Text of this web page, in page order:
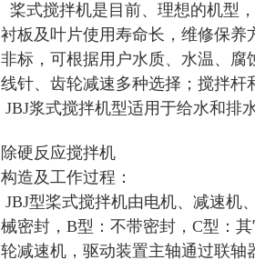
桨式搅拌机是目前、理想的机型
衬板及叶片使用寿命长，维修保
非标，可根据用户水质、水温、
线针、齿轮减速多种选择；搅拌杆
JBJ浆式搅拌机型适用于给水和排
除硬反应搅拌机
构造及工作过程 ：
JBJ型桨式搅拌机由电机、减速机
械密封，B型：不带密封，C型：
轮减速机，驱动装置主轴通过联轴